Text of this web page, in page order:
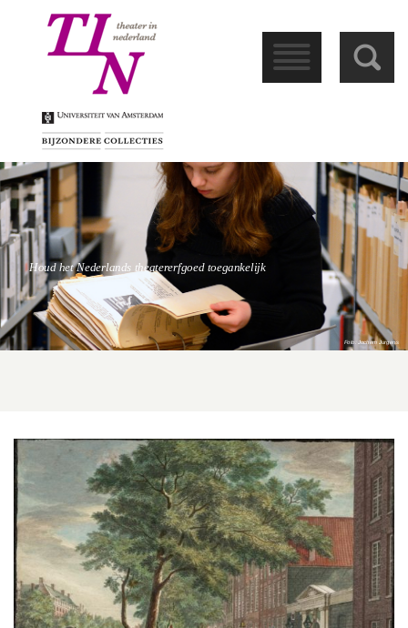
󰁖
Houd het Nederlands theatererfgoed toegankelijk
Foto: Jochem Jurgens